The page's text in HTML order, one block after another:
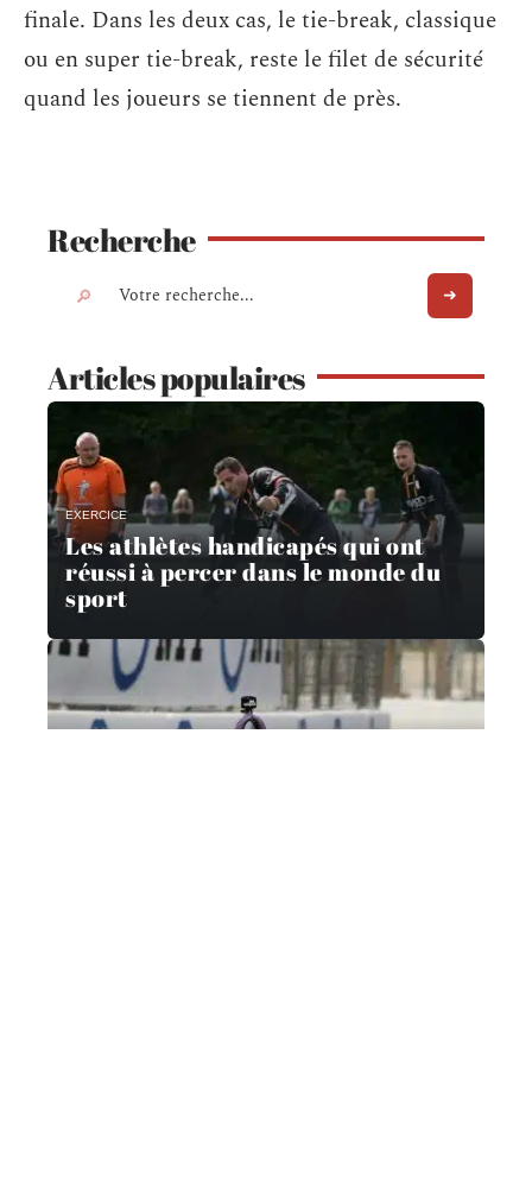
finale. Dans les deux cas, le tie-break, classique
ou en super tie-break, reste le filet de sécurité
quand les joueurs se tiennent de près.
Recherche
Articles populaires
EXERCICE
Les athlètes handicapés qui ont
réussi à percer dans le monde du
sport